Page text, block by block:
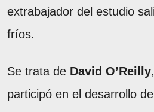
extrabajador del estudio
fríos.
Se trata de David O’Reilly
participó en el desarrollo